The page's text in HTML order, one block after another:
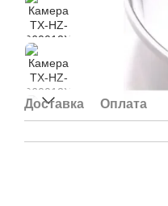
Доставка Оплата